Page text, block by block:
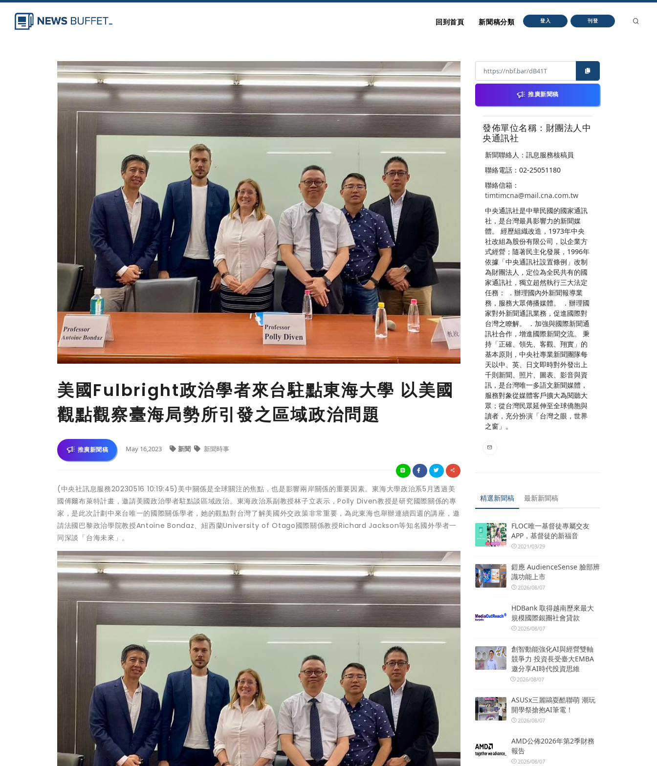
回到首頁 新聞稿分類 登入 刊登
美國Fulbright政治學者來台駐點東海大學 以美國
觀點觀察臺海局勢所引發之區域政治問題
推廣新聞稿 May 16,2023 新聞 新聞時事
(中央社訊息服務20230516 10:19:45)美中關係是全球關注的焦點，也是影響兩岸關係的重要因素。東海大學政治系5月透過美
國傅爾布萊特計畫，邀請美國政治學者駐點談區域政治。東海政治系副教授林子立表示，Polly Diven教授是研究國際關係的專
家，是此次計劃中來台唯一的國際關係學者，她的觀點對台灣了解美國外交政策非常重要，為此東海也舉辦連續四週的講座，邀
請法國巴黎政治學院教授Antoine Bondaz、紐西蘭University of Otago國際關係教授Richard Jackson等知名國外學者一
同深談「台海未來」。
推廣新聞稿
發佈單位名稱：財團法人中
央通訊社
新聞聯絡人：訊息服務核稿員
聯絡電話：02-25051180
聯絡信箱：
timtimcna@mail.cna.com.tw
中央通訊社是中華民國的國家通訊
社，是台灣最具影響力的新聞媒
體。 經歷組織改造，1973年中央
社改組為股份有限公司，以企業方
式經營；隨著民主化發展，1996年
依據「中央通訊社設置條例」改制
為財團法人，定位為全民共有的國
家通訊社，獨立超然執行三大法定
任務： ．辦理國內外新聞報導業
務，服務大眾傳播媒體。 ．辦理國
家對外新聞通訊業務，促進國際對
台灣之瞭解。 ．加強與國際新聞通
訊社合作，增進國際新聞交流。 秉
持「正確、領先、客觀、翔實」的
基本原則，中央社專業新聞團隊每
天以中、英、日文即時對外發出上
千則新聞、照片、圖表、影音與資
訊，是台灣唯一多語文新聞媒體，
服務對象從媒體客戶擴大為閱聽大
眾；從台灣民眾延伸至全球僑胞與
讀者，充分扮演「台灣之眼，世界
之窗」。
精選新聞稿 最新新聞稿
FLOC唯一基督徒專屬交友
APP，基督徒的新福音
2021/03/29
鎧應 AudienceSense 臉部辨
識功能上市
2026/08/07
HDBank 取得越南歷來最大
規模國際銀團社會貸款
2026/08/07
創智動能強化AI與經營雙軸
競爭力 投資長受臺大EMBA
邀分享AI時代投資思維
2026/08/07
ASUSx三麗鷗耍酷聯萌 潮玩
開學祭搶抱AI筆電！
2026/08/07
AMD公佈2026年第2季財務
報告
2026/08/07